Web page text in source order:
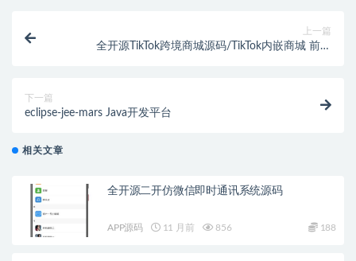
上一篇
全开源TikTok跨境商城源码/TikTok内嵌商城 前端
下一篇
eclipse-jee-mars Java开发平台
相关文章
全开源二开仿微信即时通讯系统源码
APP源码 11 月前 856 188